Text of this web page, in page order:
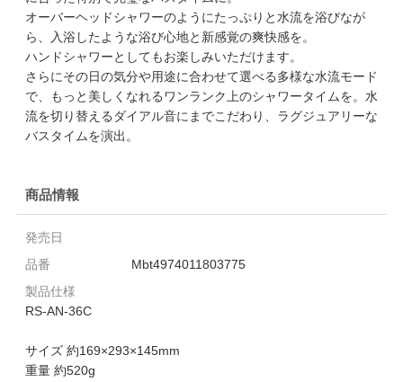
オーバーヘッドシャワーのようにたっぷりと水流を浴びなが
ら、入浴したような浴び心地と新感覚の爽快感を。
ハンドシャワーとしてもお楽しみいただけます。
さらにその日の気分や用途に合わせて選べる多様な水流モード
で、もっと美しくなれるワンランク上のシャワータイムを。水
流を切り替えるダイアル音にまでこだわり、ラグジュアリーな
バスタイムを演出。
商品情報
発売日
品番
Mbt4974011803775
製品仕様
RS-AN-36C
サイズ 約169×293×145mm
重量 約520g